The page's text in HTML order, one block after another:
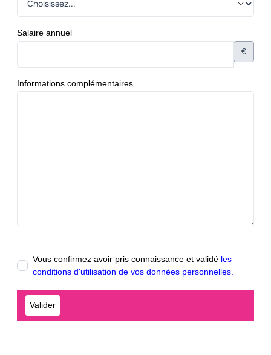
Salaire annuel
€
Informations complémentaires
Vous confirmez avoir pris connaissance et validé les
conditions d'utilisation de vos données personnelles.